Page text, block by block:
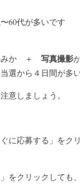
60代が多いです
みか ＋ 写真撮影
当選から４日間が多
意しましょう。
に応募する」をク
」をクリックしても